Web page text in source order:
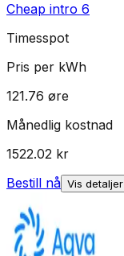
Cheap intro 6
Timesspot
Pris per kWh
121.76 øre
Månedlig kostnad
1522.02 kr
Bestill nå Vis detaljer